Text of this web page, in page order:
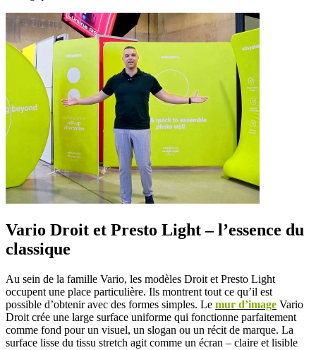
Vario Droit et Presto Light – l’essence du
classique
Au sein de la famille Vario, les modèles Droit et Presto Light
occupent une place particulière. Ils montrent tout ce qu’il est
possible d’obtenir avec des formes simples. Le mur d’image Vario
Droit crée une large surface uniforme qui fonctionne parfaitement
comme fond pour un visuel, un slogan ou un récit de marque. La
surface lisse du tissu stretch agit comme un écran – claire et lisible